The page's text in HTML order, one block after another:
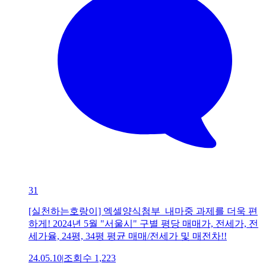
31
[실천하는호랑이] 엑셀양식첨부_내마중 과제를 더욱 편
하게! 2024년 5월 "서울시" 구별 평당 매매가, 전세가, 전
세가율, 24평, 34평 평균 매매/전세가 및 매전차!!
24.05.10|조회수 1,223